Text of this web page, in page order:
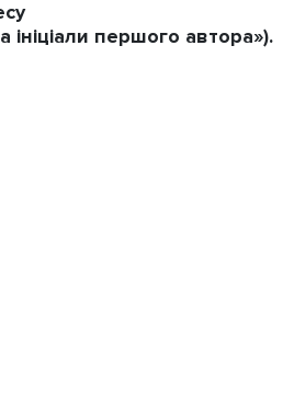
ініціали першого автора»).